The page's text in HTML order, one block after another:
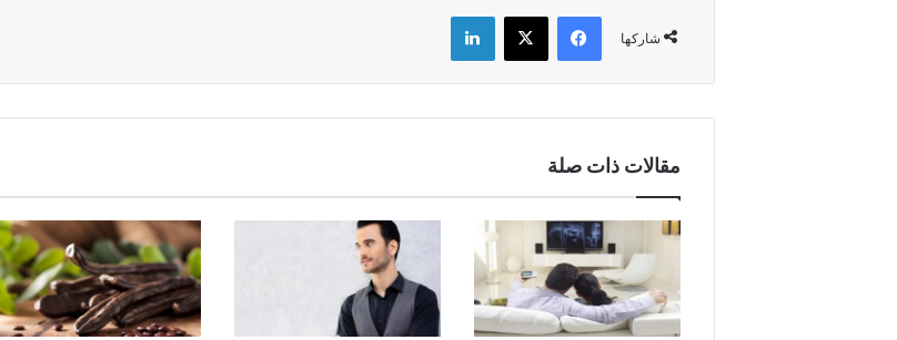
شاركها
فيسبوك X لينكدإن
مقالات ذات صلة